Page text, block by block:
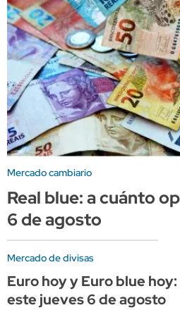
Mercado cambiario
Real blue: a cuánto
6 de agosto
Mercado de divisas
Euro hoy y Euro blue
este jueves 6 de agosto